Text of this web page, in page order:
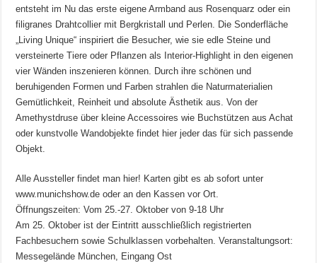
entsteht im Nu das erste eigene Armband aus Rosenquarz oder ein
filigranes Drahtcollier mit Bergkristall und Perlen. Die Sonderfläche
„Living Unique“ inspiriert die Besucher, wie sie edle Steine und
versteinerte Tiere oder Pflanzen als Interior-Highlight in den eigenen
vier Wänden inszenieren können. Durch ihre schönen und
beruhigenden Formen und Farben strahlen die Naturmaterialien
Gemütlichkeit, Reinheit und absolute Ästhetik aus. Von der
Amethystdruse über kleine Accessoires wie Buchstützen aus Achat
oder kunstvolle Wandobjekte findet hier jeder das für sich passende
Objekt.
Alle Aussteller findet man hier! Karten gibt es ab sofort unter
www.munichshow.de oder an den Kassen vor Ort.
Öffnungszeiten: Vom 25.-27. Oktober von 9-18 Uhr
Am 25. Oktober ist der Eintritt ausschließlich registrierten
Fachbesuchern sowie Schulklassen vorbehalten. Veranstaltungsort:
Messegelände München, Eingang Ost